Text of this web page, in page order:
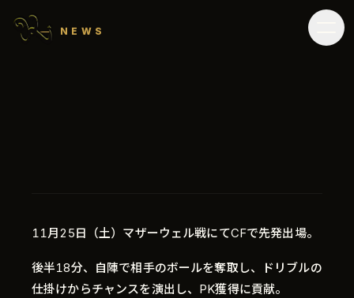
NEWS
11月25日（土）マザーウェル戦にてCFで先発出場。
後半18分、自陣で相手のボールを奪取し、ドリブルの
仕掛けからチャンスを演出し、PK獲得に貢献。